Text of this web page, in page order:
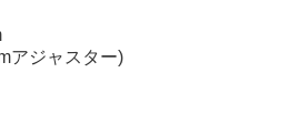
アジャスター)